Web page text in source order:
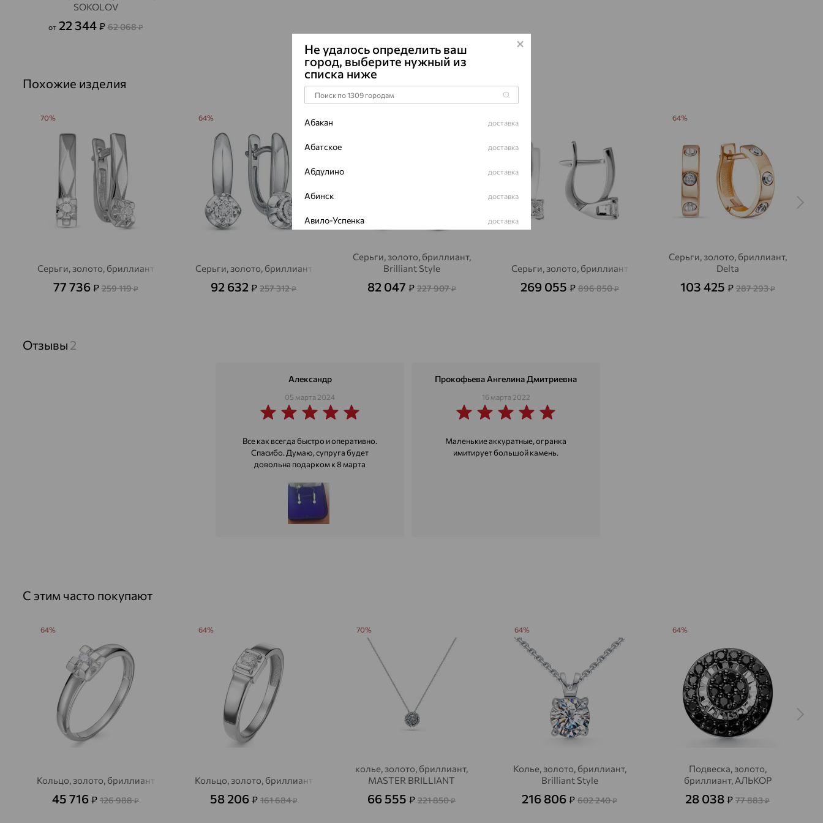
SOKOLOV
от 22 344 ₽ 62 068₽
Похожие изделия
Серьги, золото, бриллиант
77 736 ₽ 259 119₽
70%
Серьги, золото, бриллиант
92 632 ₽ 257 312₽
64%
Серьги, золото, бриллиант,
Brilliant Style
82 047 ₽ 227 907₽
Серьги, золото, бриллиант
269 055 ₽ 896 850₽
Серьги, золото, бриллиант,
Delta
103 425 ₽ 287 293₽
64%
Отзывы 2
Александр
05 марта 2024
Все как всегда быстро и оперативно.
Спасибо. Думаю, супруга будет
довольна подарком к 8 марта
Прокофьева Ангелина Дмитриевна
16 марта 2022
Маленькие аккуратные, огранка
имитирует большой камень.
С этим часто покупают
Кольцо, золото, бриллиант
45 716 ₽ 126 988₽
64%
Кольцо, золото, бриллиант
58 206 ₽ 161 684₽
64%
колье, золото, бриллиант,
MASTER BRILLIANT
66 555 ₽ 221 850₽
70%
Колье, золото, бриллиант,
Brilliant Style
216 806 ₽ 602 240₽
64%
Подвеска, золото,
бриллиант, АЛЬКОР
28 038 ₽ 77 883₽
64%
Не удалось определить ваш
город, выберите нужный из
списка ниже
Абакан доставка
Абатское доставка
Абдулино доставка
Абинск доставка
Авило-Успенка доставка
Агалатово доставка
Акбулак доставка
Аксай доставка
Актаныш
Алагир
доставка
Александровское, Ставропольский край
доставка